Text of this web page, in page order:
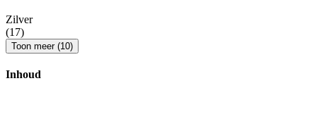
Zilver
(17)
Toon meer (10)
Inhoud